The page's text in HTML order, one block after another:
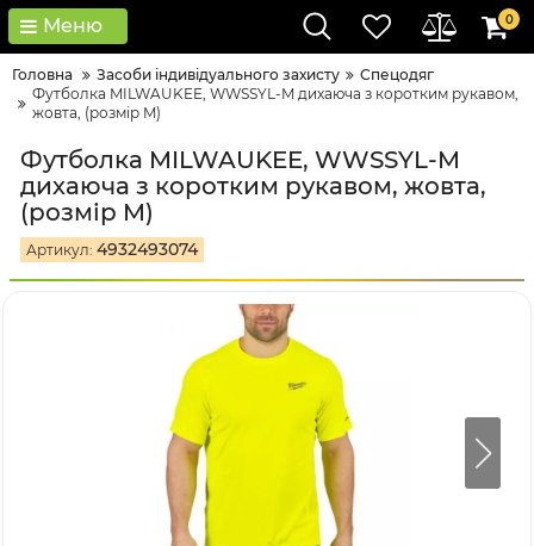
Меню 0
Головна Засоби індивідуального захисту
Спецодяг
Футболка MILWAUKEE, WWSSYL-M дихаюча з коротким рукавом,
жовта, (розмір M)
Футболка MILWAUKEE, WWSSYL-M
дихаюча з коротким рукавом, жовта,
(розмір M)
Артикул: 4932493074